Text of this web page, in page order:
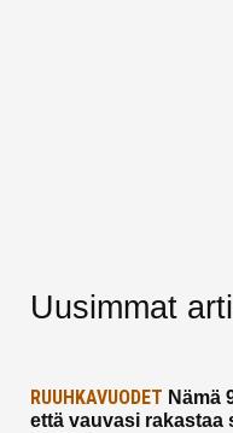
Uusimmat
RUUHKAVUODET Nämä
että vauvasi rakastaa